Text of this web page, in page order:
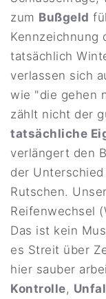
zum Bußgeld
Kennzeichnung
tatsächlich
verlassen sich
wie "die gehen
zählt nicht der
tatsächliche
verlängert den
der
Rutschen.
Reifenwechsel
Das ist kein
es Streit über
hier sauber
Kontrolle,